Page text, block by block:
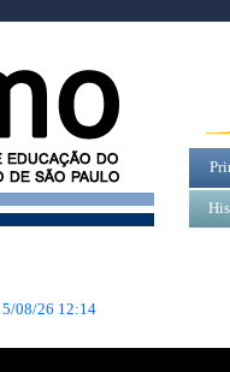
5/08/26 12:14